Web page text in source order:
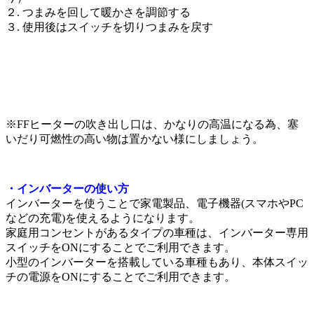
２. つまみを回して暖かさを調節する
３. 使用後はスイッチを切りつまみを戻す
※FFヒーターの吹き出し口は、かなりの高温になる為、塞
いだり可燃性の高い物は置かない様にしましょう。
・インバーターの使い方
インバーターを使うことで家電製品、電子機器(スマホやPC
などの充電)を使えるようになります。
家庭用コンセントがあるタイプの車種は、インバーター専用
スイッチをONにすることでご利用できます。
小型のインバーターを搭載している車種もあり、本体スイッ
チの電源をONにすることでご利用できます。